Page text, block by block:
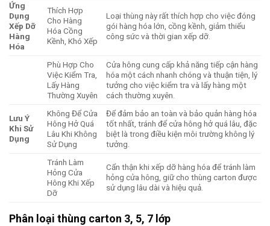
Ứng
Dụng
Xếp Dỡ
Hàng
Hóa
Thích Hợp
Cho Hàng
Hóa Cồng
Kềnh, Khó Xếp
Loại thùng này rất thích hợp cho việc đóng
gói hàng hóa lớn, cồng kềnh, giảm thiểu
công sức và thời gian xếp dỡ.
Phù Hợp Cho
Việc Kiểm Tra,
Lấy Hàng
Thường Xuyên
Cửa hông cung cấp khả năng tiếp cận hàng
hóa một cách nhanh chóng và thuận tiện, lý
tưởng cho việc kiểm tra và lấy hàng một
cách thường xuyên.
Lưu Ý
Khi Sử
Dụng
Không Để Cửa
Hông Hở Quá
Lâu Khi Không
Sử Dụng
Để đảm bảo an toàn và bảo quản hàng hóa
tốt nhất, tránh để cửa hông hở quá lâu, đặc
biệt là trong điều kiện môi trường không lý
tưởng.
Tránh Làm
Hỏng Cửa
Hông Khi Xếp
Dỡ
Cẩn thận khi xếp dỡ hàng hóa để tránh làm
hỏng cửa hông, giữ cho thùng carton được
sử dụng lâu dài và hiệu quả.
Phân loại thùng carton 3, 5, 7 lớp